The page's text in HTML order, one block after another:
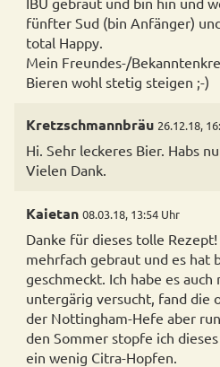
fünfter Sud (bin Anfänger)
total Happy.
Mein Freundes-/
Bieren wohl stetig steigen ;-)
Kretzschmannbräu 26.12.18,
Hi. Sehr leckeres Bier. Habs
Vielen Dank.
Kaietan 08.03.18, 13:54 Uhr
Danke für dieses tolle Rezept!
mehrfach gebraut und es hat
geschmeckt. Ich habe es
untergärig versucht, fand die
der Nottingham-Hefe aber
den Sommer stopfe ich
ein wenig Citra-Hopfen.